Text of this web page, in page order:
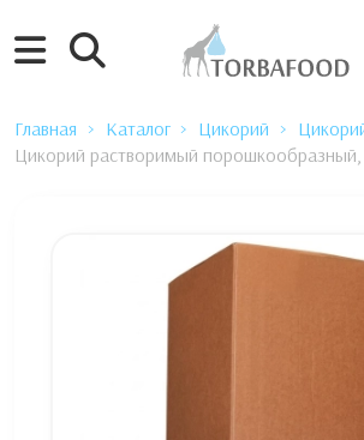
Главная Каталог Цикорий
Цикорий растворимый порошкообразный,